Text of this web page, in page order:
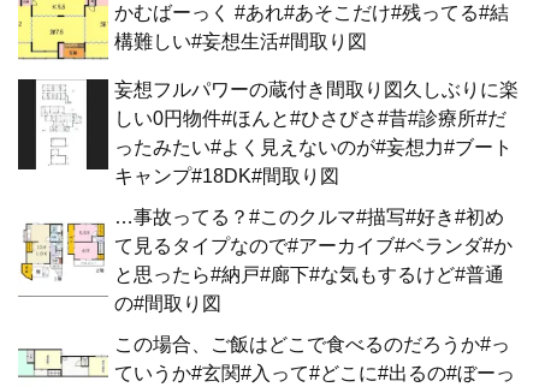
かむばーっく #あれ#あそこだけ#残ってる#結
構難しい#妄想生活#間取り図
妄想フルパワーの蔵付き間取り図久しぶりに楽
しい0円物件#ほんと#ひさびさ#昔#診療所#だ
ったみたい#よく見えないのが#妄想力#ブート
キャンプ#18DK#間取り図
…事故ってる？#このクルマ#描写#好き#初め
て見るタイプなので#アーカイブ#ベランダ#か
と思ったら#納戸#廊下#な気もするけど#普通
の#間取り図
この場合、ご飯はどこで食べるのだろうか#っ
ていうか#玄関#入って#どこに#出るの#ぼーっ